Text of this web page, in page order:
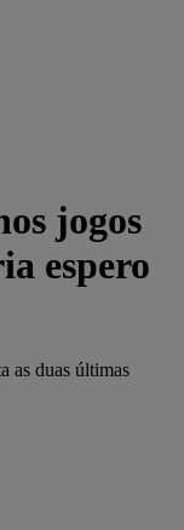
jogos
espero
as duas últimas